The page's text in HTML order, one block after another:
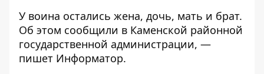
У воина остались жена, дочь, мать и брат.
Об этом сообщили в Каменской районной
государственной администрации, —
пишет Информатор.